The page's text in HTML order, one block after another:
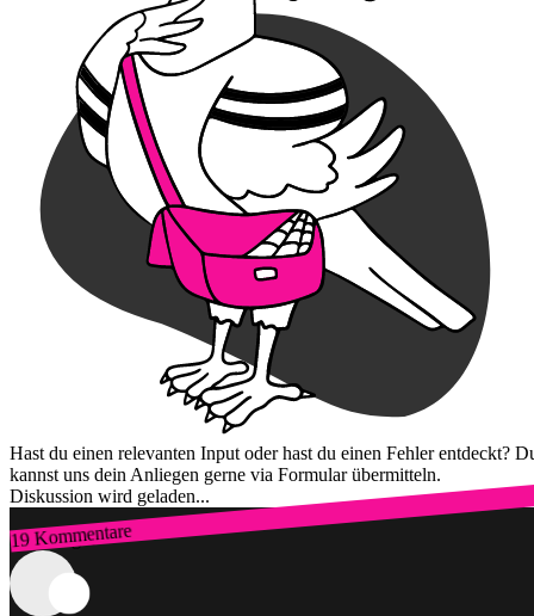
Hast du einen relevanten Input oder hast du einen Fehler entdeckt?
kannst uns dein Anliegen gerne via Formular übermitteln.
Diskussion wird geladen...
19 Kommentare
Zum Login